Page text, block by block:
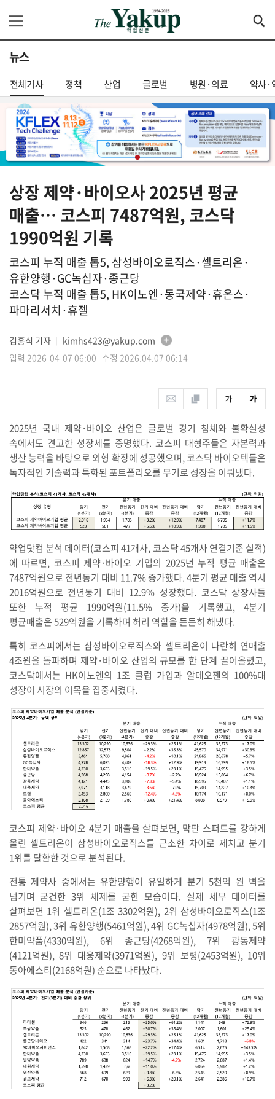
뉴스
전체기사 정책 산업 글로벌 병원·의료 약사·
상장 제약·바이오사 2025년 평균
매출… 코스피 7487억원, 코스닥
1990억원 기록
코스피 누적 매출 톱5, 삼성바이오로직스·셀트리온·
유한양행·GC녹십자·종근당
코스닥 누적 매출 톱5, HK이노엔·동국제약·휴온스·
파마리서치·휴젤
김홍식 기자
kimhs423@yakup.com
입력 2026-04-07 06:00 수정 2026.04.07 06:14
2025년 국내 제약·바이오 산업은 글로벌 경기 침체와 불확실성
속에서도 견고한 성장세를 증명했다. 코스피 대형주들은 자본력과
생산 능력을 바탕으로 외형 확장에 성공했으며, 코스닥 바이오텍들은
독자적인 기술력과 특화된 포트폴리오를 무기로 성장을 이뤄냈다.
약업닷컴 분석 데이터(코스피 41개사, 코스닥 45개사 연결기준 실적)
에 따르면, 코스피 제약·바이오 기업의 2025년 누적 평균 매출은
7487억원으로 전년동기 대비 11.7% 증가했다. 4분기 평균 매출 역시
2016억원으로 전년동기 대비 12.9% 성장했다. 코스닥 상장사들
또한 누적 평균 1990억원(11.5% 증가)을 기록했고, 4분기
평균매출은 529억원을 기록하며 허리 역할을 든든히 해냈다.
특히 코스피에서는 삼성바이오로직스와 셀트리온이 나란히 연매출
4조원을 돌파하며 제약·바이오 산업의 규모를 한 단계 끌어올렸고,
코스닥에서는 HK이노엔의 1조 클럽 가입과 알테오젠의 100%대
성장이 시장의 이목을 집중시켰다.
코스피 제약·바이오 4분기 매출을 살펴보면, 막판 스퍼트를 강하게
올린 셀트리온이 삼성바이오로직스를 근소한 차이로 제치고 분기
1위를 탈환한 것으로 분석된다.
전통 제약사 중에서는 유한양행이 유일하게 분기 5천억 원 벽을
넘기며 굳건한 3위 체제를 굳힌 모습이다. 실제 세부 데이터를
살펴보면 1위 셀트리온(1조 3302억원), 2위 삼성바이오로직스(1조
2857억원), 3위 유한양행(5461억원), 4위 GC녹십자(4978억원), 5위
한미약품(4330억원), 6위 종근당(4268억원), 7위 광동제약
(4121억원), 8위 대웅제약(3971억원), 9위 보령(2453억원), 10위
동아에스티(2168억원) 순으로 나타났다.